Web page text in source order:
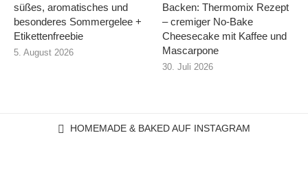
süßes, aromatisches und
besonderes Sommergelee +
Etikettenfreebie
5. August 2026
Backen: Thermomix Rezept
– cremiger No-Bake
Cheesecake mit Kaffee und
Mascarpone
30. Juli 2026
HOMEMADE & BAKED AUF INSTAGRAM